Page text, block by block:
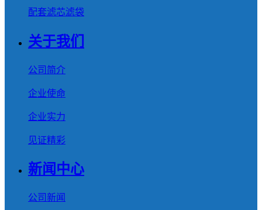
配套滤芯滤袋
关于我们
公司简介
企业使命
企业实力
见证精彩
新闻中心
公司新闻